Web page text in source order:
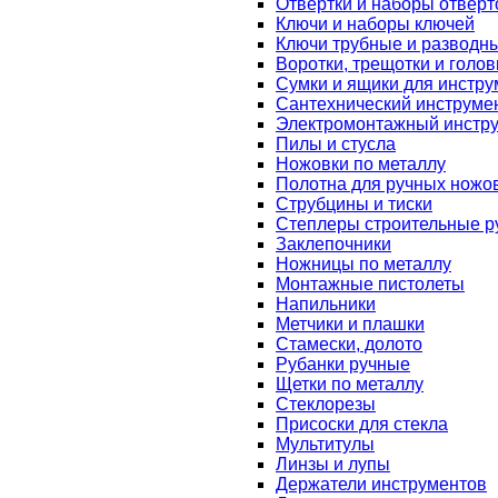
Отвертки и наборы
Ключи и наборы ключей
Ключи трубные и
Воротки, трещотки и
Сумки и ящики для
Сантехнический
Электромонтажный
Пилы и стусла
Ножовки по металлу
Полотна для ручных
Струбцины и тиски
Степлеры строительные
Заклепочники
Ножницы по металлу
Монтажные пистолеты
Напильники
Метчики и плашки
Стамески, долото
Рубанки ручные
Щетки по металлу
Стеклорезы
Присоски для стекла
Мультитулы
Линзы и лупы
Держатели инструментов